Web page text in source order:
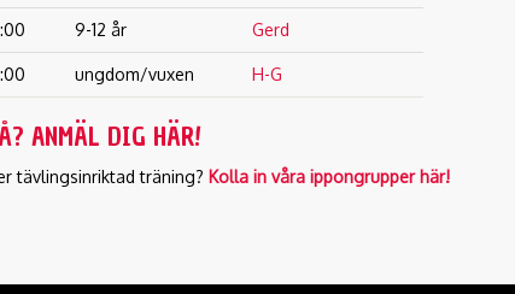
9-12 år Gerd
ungdom/vuxen H-G
ANMÄL DIG HÄR!
tävlingsinriktad träning? Kolla in våra ippongrupper här!